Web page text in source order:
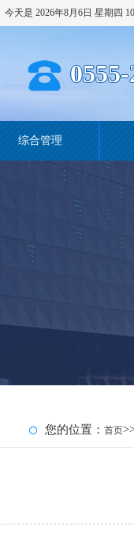
今天是 2026年8月6日 星期四
综合管理
您的位置： 首页